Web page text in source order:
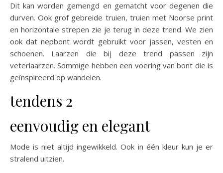
Dit kan worden gemengd en gematcht voor degenen die
durven. Ook grof gebreide truien, truien met Noorse print
en horizontale strepen zie je terug in deze trend. We zien
ook dat nepbont wordt gebruikt voor jassen, vesten en
schoenen. Laarzen die bij deze trend passen zijn
veterlaarzen. Sommige hebben een voering van bont die is
geïnspireerd op wandelen.
tendens 2
eenvoudig en elegant
Mode is niet altijd ingewikkeld. Ook in één kleur kun je er
stralend uitzien.